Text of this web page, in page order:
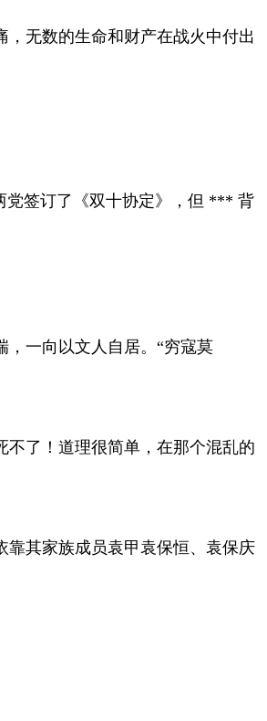
无数的生命和财产在战火中付出
党签订了《双十协定》，但 *** 背
，一向以文人自居。“穷寇莫
了！道理很简单，在那个混乱的
靠其家族成员袁甲袁保恒、袁保庆